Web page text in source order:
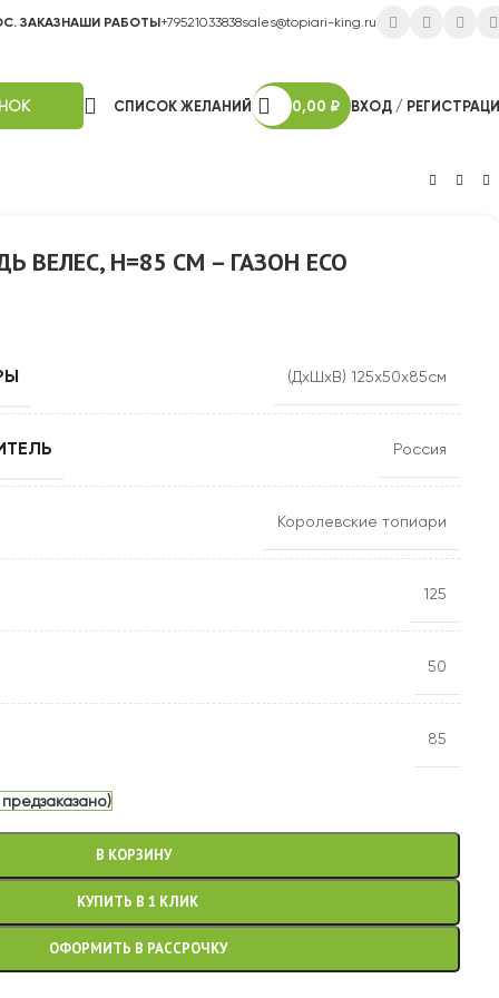
ЗАКАЗНАШИ РАБОТЫ+79521033838sales@topiari-king.ru
СПИСОК ЖЕЛАНИЙ 0,00 ₽ ВХОД /
ВЕЛЕС, H=85 СМ – ГАЗОН ЕСО
(ДхШхВ) 125х50х85см
Россия
Королевские топиари
125
50
85
В КОРЗИНУ
КУПИТЬ В 1 КЛИК
ОФОРМИТЬ В РАССРОЧКУ